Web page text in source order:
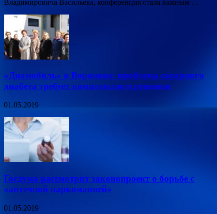
Владимировича Васильева, конференция стала важным …
«Диамобиль» в Воронеже: проблема сахарного
диабета требует комплексного решения
01.05.2019
Госдума рассмотрит законопроект о борьбе с
«аптечной наркоманией»
01.05.2019